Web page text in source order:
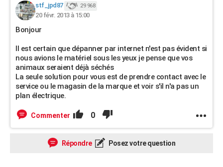
stf_jpd87 29 968
20 févr. 2013 à 15:00
Bonjour
Il est certain que dépanner par internet n'est pas évident si
nous avions le matériel sous les yeux je pense que vos
animaux seraient déjà séchés
La seule solution pour vous est de prendre contact avec le
service ou le magasin de la marque et voir s'il n'a pas un
plan électrique.
Commenter 0
Répondre Posez votre question